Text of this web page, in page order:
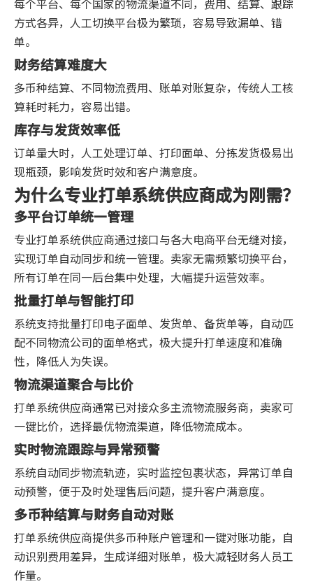
方式各异，人工切换平台极为繁琐，容易导致漏单、错
单。
财务结算难度大
多币种结算、不同物流费用、账单对账复杂，传统人工核
算耗时耗力，容易出错。
库存与发货效率低
订单量大时，人工处理订单、打印面单、分拣发货极易出
现瓶颈，影响发货时效和客户满意度。
为什么专业打单系统供应商成为刚需？
多平台订单统一管理
专业打单系统供应商通过接口与各大电商平台无缝对接，
实现订单自动同步和统一管理。卖家无需频繁切换平台，
所有订单在同一后台集中处理，大幅提升运营效率。
批量打单与智能打印
系统支持批量打印电子面单、发货单、备货单等，自动匹
配不同物流公司的面单格式，极大提升打单速度和准确
性，降低人为失误。
物流渠道聚合与比价
打单系统供应商通常已对接众多主流物流服务商，卖家可
一键比价，选择最优物流渠道，降低物流成本。
实时物流跟踪与异常预警
系统自动同步物流轨迹，实时监控包裹状态，异常订单自
动预警，便于及时处理售后问题，提升客户满意度。
多币种结算与财务自动对账
打单系统供应商提供多币种账户管理和一键对账功能，自
动识别费用差异，生成详细对账单，极大减轻财务人员工
作量。